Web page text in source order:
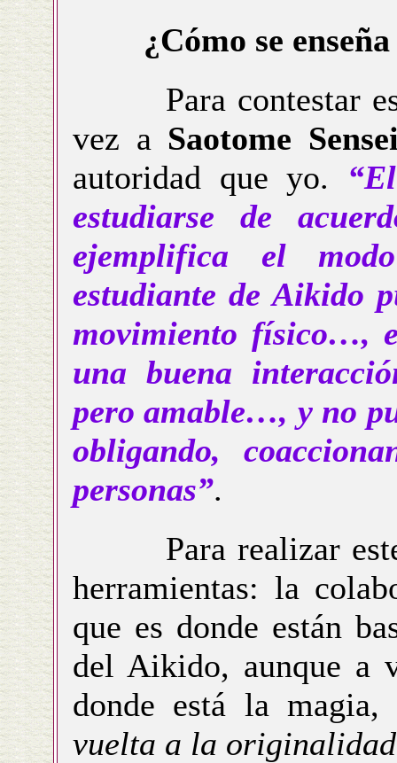
¿Cómo se
Para contestar
vez a Saotome
autoridad que yo.
estudiarse de
ejemplifica el
estudiante de Aikido
movimiento físico…,
una buena
pero amable…, y no
obligando,
personas”.
Para realizar este
herramientas: la
que es donde están
del Aikido, aunque a
donde está la magia,
vuelta a la